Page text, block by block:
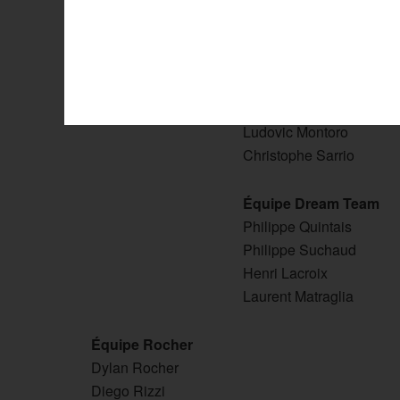
Ludovic Montoro
Christophe Sarrio
Équipe Dream Team
Philippe Quintais
Philippe Suchaud
Henri Lacroix
Laurent Matraglia
Équipe Rocher
Dylan Rocher
Diego Rizzi